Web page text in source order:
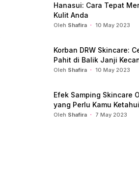
Hanasui: Cara Tepat
Kulit Anda
Oleh Shafira 10 May 2023
Korban DRW Skincare:
Pahit di Balik Janji
Oleh Shafira 10 May 2023
Efek Samping Skincare
yang Perlu Kamu Ketahui
Oleh Shafira 7 May 2023